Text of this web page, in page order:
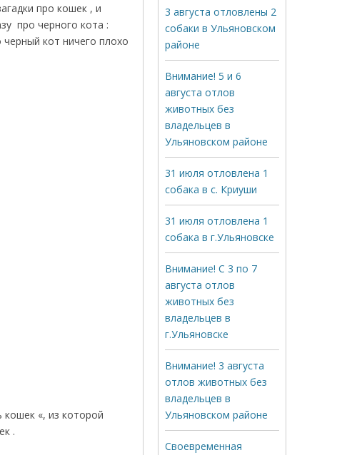
про кошек , и
про черного кота :
кот ничего плохо
«, из которой
.
3 августа отловлены 2
собаки в Ульяновском
районе
Внимание! 5 и 6
августа отлов
животных без
владельцев в
Ульяновском районе
31 июля отловлена 1
собака в с. Криуши
31 июля отловлена 1
собака в г.Ульяновске
Внимание! С 3 по 7
августа отлов
животных без
владельцев в
г.Ульяновске
Внимание! 3 августа
отлов животных без
владельцев в
Ульяновском районе
Своевременная